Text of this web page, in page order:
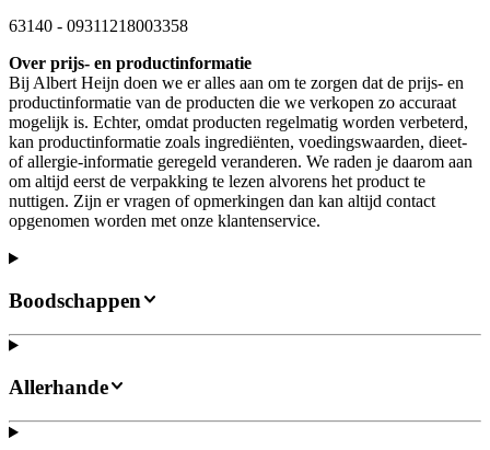
63140 - 09311218003358
Over prijs- en productinformatie
Bij Albert Heijn doen we er alles aan om te zorgen dat de prijs- en
productinformatie van de producten die we verkopen zo accuraat
mogelijk is. Echter, omdat producten regelmatig worden verbeterd,
kan productinformatie zoals ingrediënten, voedingswaarden, dieet-
of allergie-informatie geregeld veranderen. We raden je daarom aan
om altijd eerst de verpakking te lezen alvorens het product te
nuttigen. Zijn er vragen of opmerkingen dan kan altijd contact
opgenomen worden met onze klantenservice.
Boodschappen
Allerhande